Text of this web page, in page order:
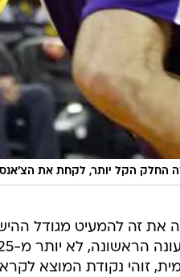
החלק הקל יותר, לקחת את
זוהי נקודת המוצא